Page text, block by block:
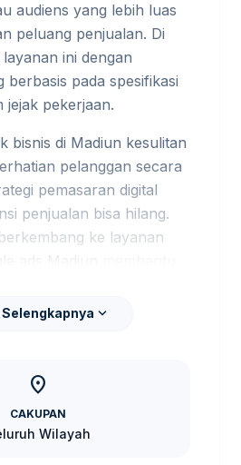
audiens yang lebih luas
peluang penjualan. Di
ini dengan
berbasis pada spesifikasi
jejak pekerjaan.
bisnis di Madiun kesulitan
pelanggan secara
pemasaran digital
penjualan bisa hilang.
ke layanan
ads Madiun
yang tidak memuaskan.
ke layanan
google Madiun
expand_more
location_on
CAKUPAN
Wilayah